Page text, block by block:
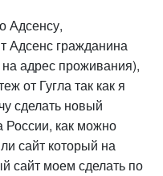
Адсенсу,
Адсенс гражданина
адрес проживания),
от Гугла так как я
сделать новый
России, как можно
сайт который на
сайт моем сделать по